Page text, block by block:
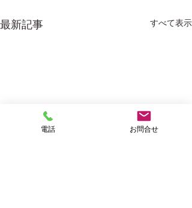
最新記事 すべて表示
電話 お問合せ